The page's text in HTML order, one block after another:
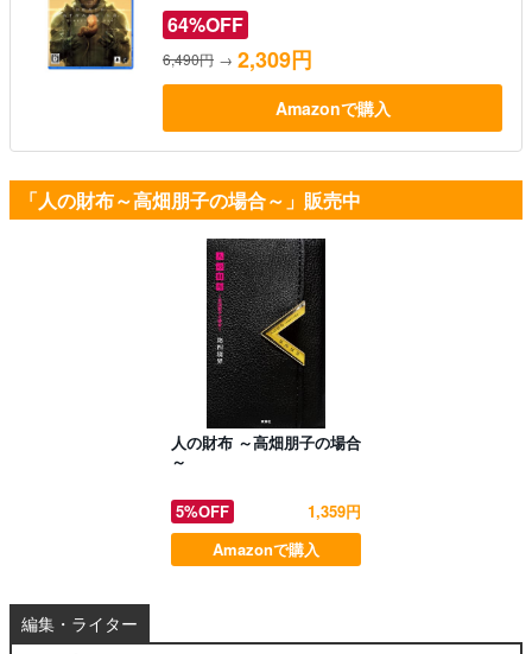
64%OFF
6,490円 → 2,309円
Amazonで購入
「人の財布～高畑朋子の場合～」販売中
人の財布 ～高畑朋子の場合
～
5%OFF
1,359円
Amazonで購入
編集・ライター